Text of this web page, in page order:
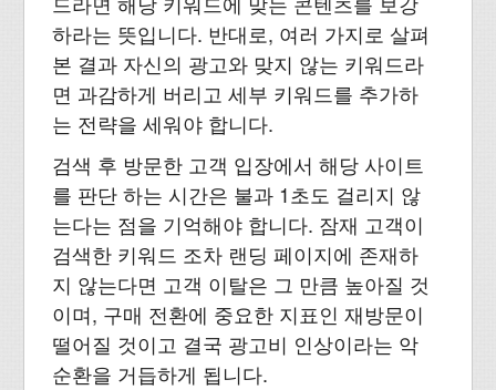
하라는 뜻입니다. 반대로, 여러 가지로 살펴
본 결과 자신의 광고와 맞지 않는 키워드라
면 과감하게 버리고 세부 키워드를 추가하
는 전략을 세워야 합니다.
검색 후 방문한 고객 입장에서 해당 사이트
를 판단 하는 시간은 불과 1초도 걸리지 않
는다는 점을 기억해야 합니다. 잠재 고객이
검색한 키워드 조차 랜딩 페이지에 존재하
지 않는다면 고객 이탈은 그 만큼 높아질 것
이며, 구매 전환에 중요한 지표인 재방문이
떨어질 것이고 결국 광고비 인상이라는 악
순환을 거듭하게 됩니다.